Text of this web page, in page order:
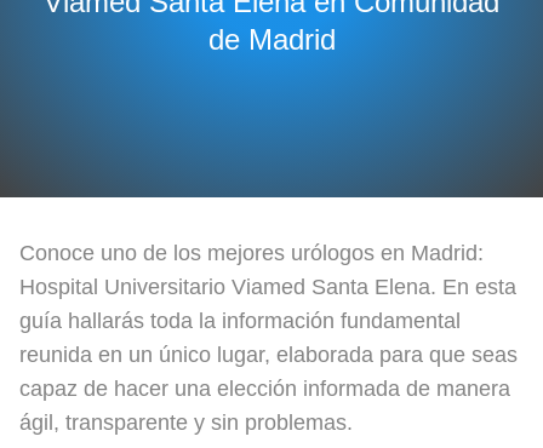
de Madrid
Conoce uno de los mejores urólogos en Madrid:
Hospital Universitario Viamed Santa Elena. En esta
guía hallarás toda la información fundamental
reunida en un único lugar, elaborada para que seas
capaz de hacer una elección informada de manera
ágil, transparente y sin problemas.